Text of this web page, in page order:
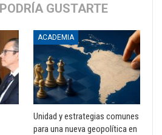
GUSTARTE
ACADEMIA
Unidad y estrategias comunes
para una nueva geopolítica en